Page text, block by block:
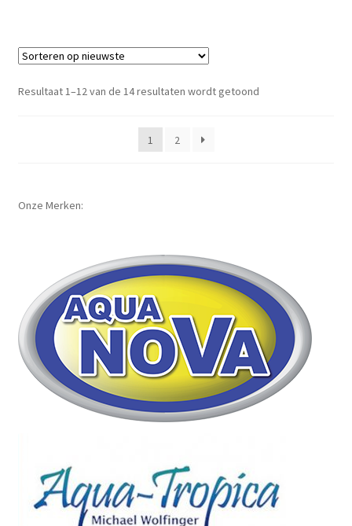
Resultaat 1–12 van de 14 resultaten wordt getoondGesorteerd
1
2
Onze Merken: